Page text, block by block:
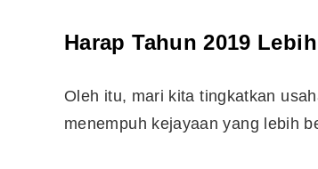
Harap Tahun 2019
Oleh itu, mari kita tingkatkan
menempuh kejayaan yang lebih